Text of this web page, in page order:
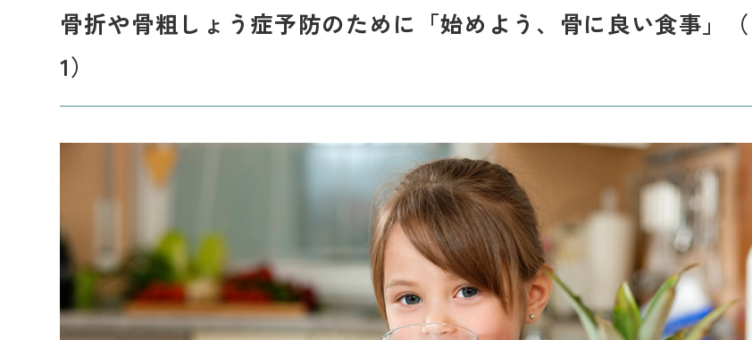
骨折や骨粗しょう症予防のために 「始めよう、骨に良い食事」（
1）